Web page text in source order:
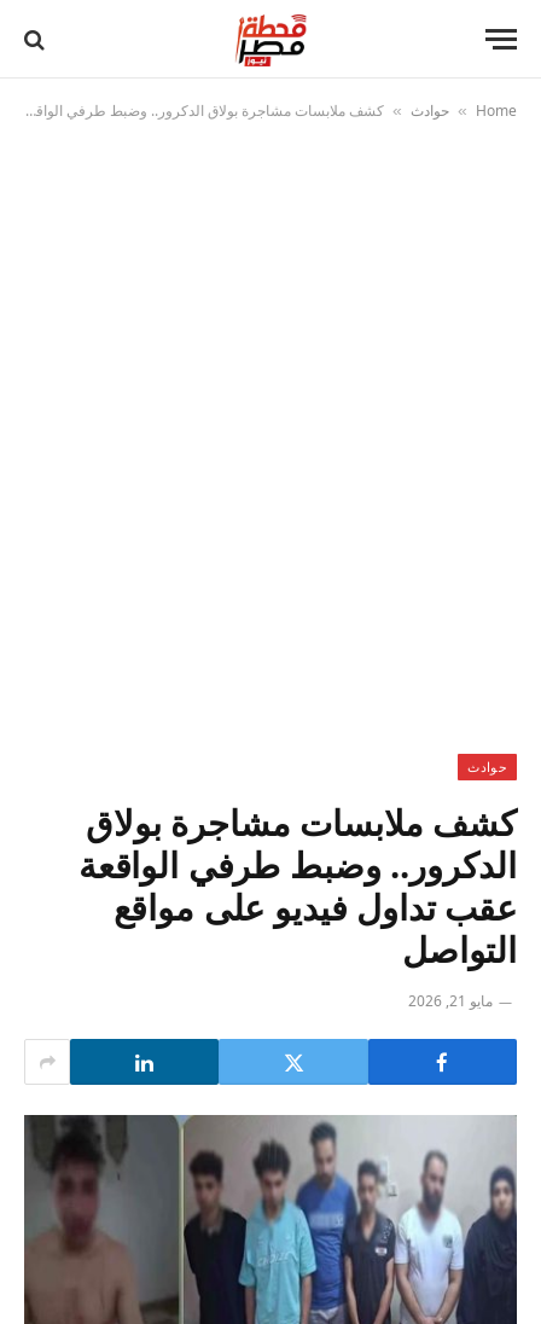
Home
» حوادث » كشف ملابسات مشاجرة بولاق الدكرور.. وضبط طرفي الواقعة عقب تداول فيديو على مواقع التواصل
حوادث
كشف ملابسات مشاجرة بولاق
الدكرور.. وضبط طرفي الواقعة
عقب تداول فيديو على مواقع
التواصل
مايو 21, 2026